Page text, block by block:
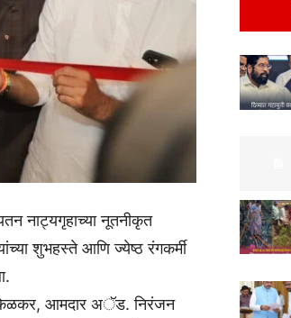
नाट्यगृहाच्या नूतनीकृत
शुभहस्ते आणि ज्येष्ठ रंगकर्मी
केळकर, आमदार अॅड. निरंजन